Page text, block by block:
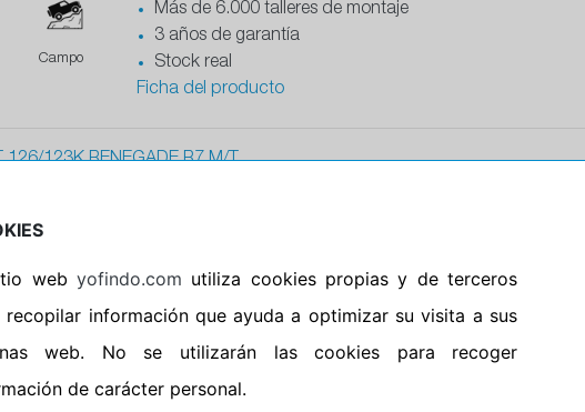
Campo
Más de 6.000 talleres de montaje
3 años de garantía
Stock real
Ficha del producto
126/123K RENEGADE R7 M/T
Campo
Más de 6.000 talleres de montaje
Stock real
Ficha del producto
web yofindo.com utiliza cookies propias y de terceros
recopilar información que ayuda a optimizar su visita a sus
web. No se utilizarán las cookies para recoger
de carácter personal.